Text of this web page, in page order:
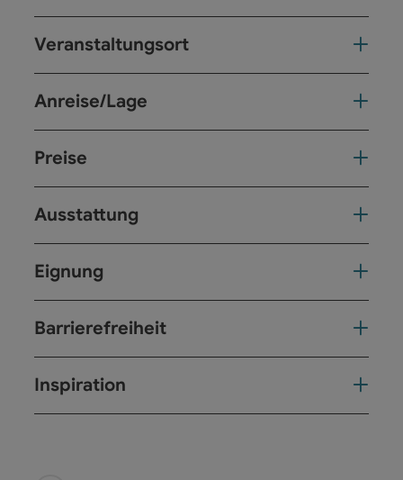
Veranstaltungsort
Anreise/Lage
Preise
Ausstattung
Eignung
Barrierefreiheit
Inspiration